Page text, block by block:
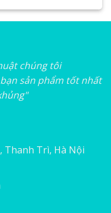
chúng tôi
sản phẩm tốt nhất
Thanh Trì, Hà Nội